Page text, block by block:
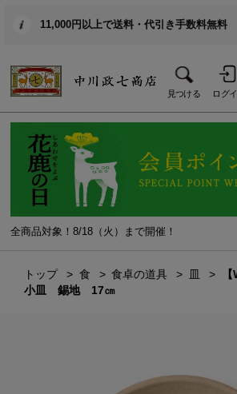
11,000円以上で送料・代引き手数料無料
見つける ログ
全商品対象！8/18（火）まで開催！
トップ 食 食卓の道具 皿
小皿 錫地 17㎝